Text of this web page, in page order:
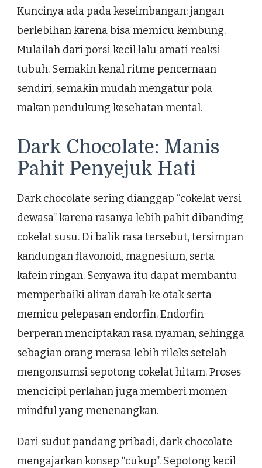
Kuncinya ada pada keseimbangan: jangan
berlebihan karena bisa memicu kembung.
Mulailah dari porsi kecil lalu amati reaksi
tubuh. Semakin kenal ritme pencernaan
sendiri, semakin mudah mengatur pola
makan pendukung kesehatan mental.
Dark Chocolate: Manis
Pahit Penyejuk Hati
Dark chocolate sering dianggap “cokelat versi
dewasa” karena rasanya lebih pahit dibanding
cokelat susu. Di balik rasa tersebut, tersimpan
kandungan flavonoid, magnesium, serta
kafein ringan. Senyawa itu dapat membantu
memperbaiki aliran darah ke otak serta
memicu pelepasan endorfin. Endorfin
berperan menciptakan rasa nyaman, sehingga
sebagian orang merasa lebih rileks setelah
mengonsumsi sepotong cokelat hitam. Proses
mencicipi perlahan juga memberi momen
mindful yang menenangkan.
Dari sudut pandang pribadi, dark chocolate
mengajarkan konsep “cukup”. Sepotong kecil